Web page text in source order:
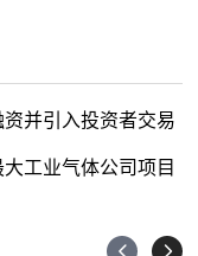
并引入投资者交易
工业气体公司项目